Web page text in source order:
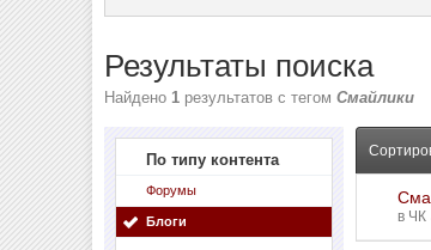
Результаты поиска
Найдено1 результатов с тегомСмайлики
По типу контента
Форумы
Блоги в ЧК